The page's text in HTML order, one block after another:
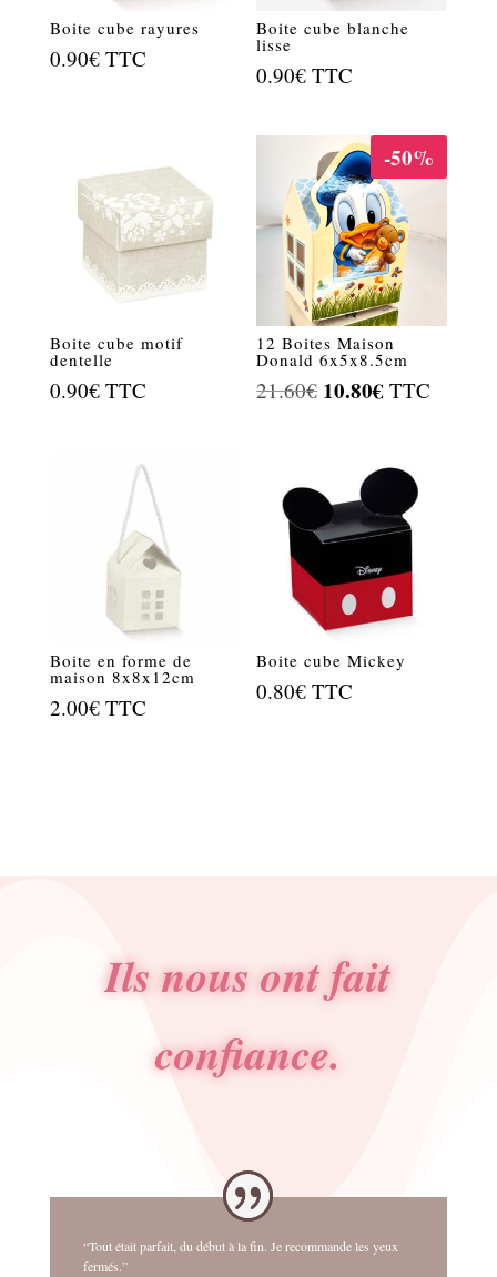
Boite cube rayures
0.90€ TTC
Boite cube blanche
lisse
0.90€ TTC
Boite cube motif
dentelle
0.90€ TTC
-50%
12 Boites Maison
Donald 6x5x8.5cm
21.60€ Le
était :
21.60€.
10.80€ Le
est :
10.80€.
TTC
Boite en forme de
maison 8x8x12cm
2.00€ TTC
Boite cube Mickey
0.80€ TTC
Ils nous ont fait
confiance.
“Tout était parfait, du début à la fin. Je recommande les yeux
fermés.”